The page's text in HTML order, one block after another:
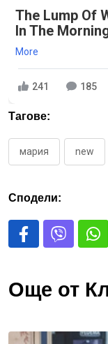
The Lump Of
In The
More
241 185
Тагове:
мария new
Сподели:
Още от